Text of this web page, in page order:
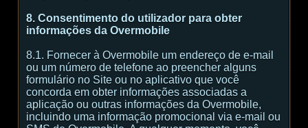
8. Consentimento do utilizador para obter
informações da Overmobile
8.1. Fornecer à Overmobile um endereço de e-mail
ou um número de telefone ao preencher alguns
formulário no Site ou no aplicativo que você
concorda em obter informações associadas a
aplicação ou outras informações da Overmobile,
incluindo uma informação promocional via e-mail ou